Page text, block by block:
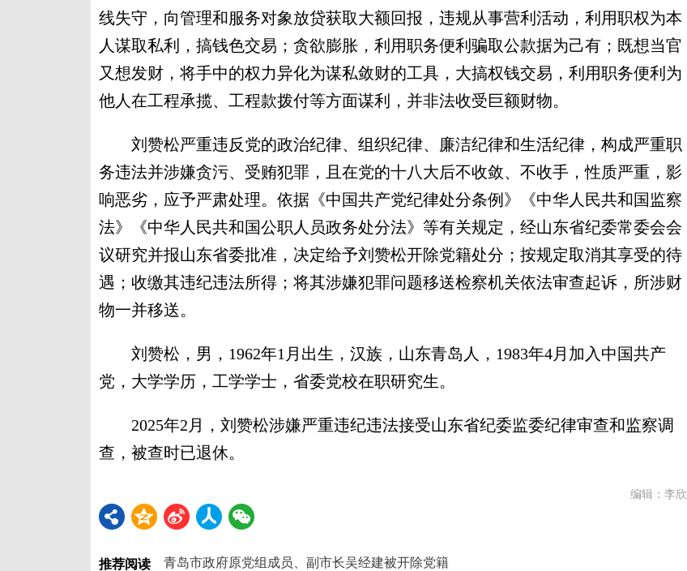
线失守，向管理和服务对象放贷获取大额回报，违规从事营利活动，利用职权为本
人谋取私利，搞钱色交易；贪欲膨胀，利用职务便利骗取公款据为己有；既想当官
又想发财，将手中的权力异化为谋私敛财的工具，大搞权钱交易，利用职务便利为
他人在工程承揽、工程款拨付等方面谋利，并非法收受巨额财物。
刘赞松严重违反党的政治纪律、组织纪律、廉洁纪律和生活纪律，构成严重职
务违法并涉嫌贪污、受贿犯罪，且在党的十八大后不收敛、不收手，性质严重，影
响恶劣，应予严肃处理。依据《中国共产党纪律处分条例》《中华人民共和国监察
法》《中华人民共和国公职人员政务处分法》等有关规定，经山东省纪委常委会会
议研究并报山东省委批准，决定给予刘赞松开除党籍处分；按规定取消其享受的待
遇；收缴其违纪违法所得；将其涉嫌犯罪问题移送检察机关依法审查起诉，所涉财
物一并移送。
刘赞松，男，1962年1月出生，汉族，山东青岛人，1983年4月加入中国共产
党，大学学历，工学学士，省委党校在职研究生。
2025年2月，刘赞松涉嫌严重违纪违法接受山东省纪委监委纪律审查和监察调
查，被查时已退休。
编辑：李欣
推荐阅读
青岛市政府原党组成员、副市长吴经建被开除党籍